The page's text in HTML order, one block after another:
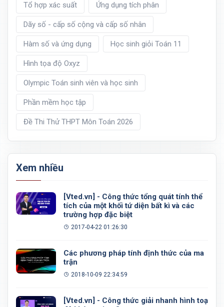
Tổ hợp xác suất Ứng dụng tích phân
Dãy số - cấp số cộng và cấp số nhân
Hàm số và ứng dụng Học sinh giỏi Toán 11
Hình tọa độ Oxyz
Olympic Toán sinh viên và học sinh
Phần mềm học tập
Đề Thi Thử THPT Môn Toán 2026
Xem nhiều
[Vted.vn] - Công thức tổng quát tính thể
tích của một khối tứ diện bất kì và các
trường hợp đặc biệt
2017-04-22 01:26:30
Các phương pháp tính định thức của ma
trận
2018-10-09 22:34:59
[Vted.vn] - Công thức giải nhanh hình toạ